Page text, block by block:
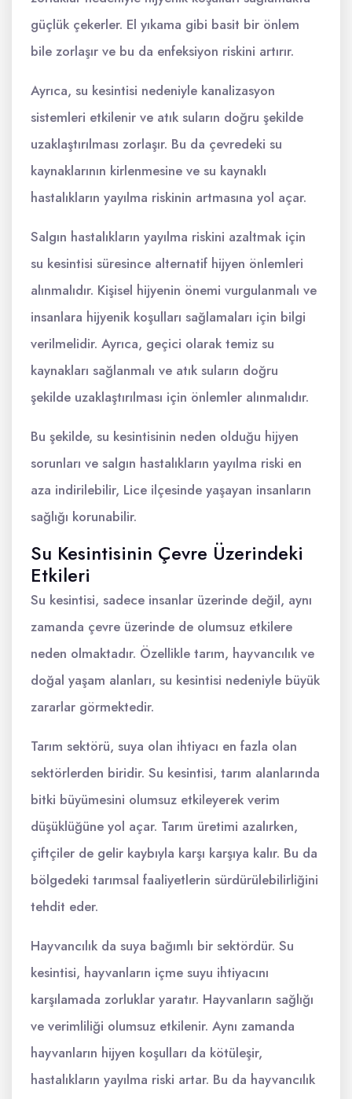
güçlük çekerler. El yıkama gibi basit bir önlem
bile zorlaşır ve bu da enfeksiyon riskini artırır.
Ayrıca, su kesintisi nedeniyle kanalizasyon
sistemleri etkilenir ve atık suların doğru şekilde
uzaklaştırılması zorlaşır. Bu da çevredeki su
kaynaklarının kirlenmesine ve su kaynaklı
hastalıkların yayılma riskinin artmasına yol açar.
Salgın hastalıkların yayılma riskini azaltmak için
su kesintisi süresince alternatif hijyen önlemleri
alınmalıdır. Kişisel hijyenin önemi vurgulanmalı ve
insanlara hijyenik koşulları sağlamaları için bilgi
verilmelidir. Ayrıca, geçici olarak temiz su
kaynakları sağlanmalı ve atık suların doğru
şekilde uzaklaştırılması için önlemler alınmalıdır.
Bu şekilde, su kesintisinin neden olduğu hijyen
sorunları ve salgın hastalıkların yayılma riski en
aza indirilebilir, Lice ilçesinde yaşayan insanların
sağlığı korunabilir.
Su Kesintisinin Çevre Üzerindeki
Etkileri
Su kesintisi, sadece insanlar üzerinde değil, aynı
zamanda çevre üzerinde de olumsuz etkilere
neden olmaktadır. Özellikle tarım, hayvancılık ve
doğal yaşam alanları, su kesintisi nedeniyle büyük
zararlar görmektedir.
Tarım sektörü, suya olan ihtiyacı en fazla olan
sektörlerden biridir. Su kesintisi, tarım alanlarında
bitki büyümesini olumsuz etkileyerek verim
düşüklüğüne yol açar. Tarım üretimi azalırken,
çiftçiler de gelir kaybıyla karşı karşıya kalır. Bu da
bölgedeki tarımsal faaliyetlerin sürdürülebilirliğini
tehdit eder.
Hayvancılık da suya bağımlı bir sektördür. Su
kesintisi, hayvanların içme suyu ihtiyacını
karşılamada zorluklar yaratır. Hayvanların sağlığı
ve verimliliği olumsuz etkilenir. Aynı zamanda
hayvanların hijyen koşulları da kötüleşir,
hastalıkların yayılma riski artar. Bu da hayvancılık